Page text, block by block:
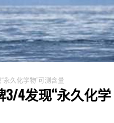
永久化学物”可测含量
​3/4发现“永久化学